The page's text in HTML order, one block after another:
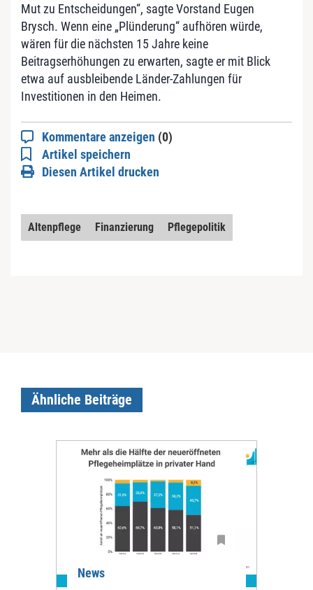
Mut zu Entscheidungen“, sagte Vorstand Eugen
Brysch. Wenn eine „Plünderung“ aufhören würde,
wären für die nächsten 15 Jahre keine
Beitragserhöhungen zu erwarten, sagte er mit Blick
etwa auf ausbleibende Länder-Zahlungen für
Investitionen in den Heimen.
Kommentare anzeigen (0)
Artikel speichern
Diesen Artikel drucken
Altenpflege Finanzierung Pflegepolitik
Ähnliche Beiträge
News